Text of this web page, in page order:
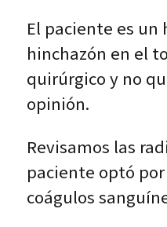
El paciente es
hinchazón en el
quirúrgico y no
opinión.
Revisamos las
paciente optó
coágulos